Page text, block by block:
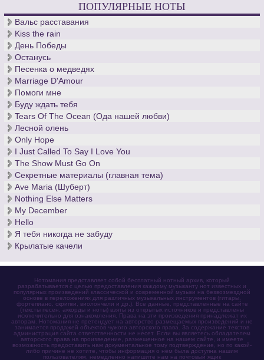
ПОПУЛЯРНЫЕ НОТЫ
Вальс расставания
Kiss the rain
День Победы
Останусь
Песенка о медведях
Marriage D'Amour
Помоги мне
Буду ждать тебя
Tears Of The Ocean (Ода нашей любви)
Лесной олень
Only Hope
I Just Called To Say I Love You
The Show Must Go On
Секретные материалы (главная тема)
Ave Maria (Шуберт)
Nothing Else Matters
My December
Hello
Я тебя никогда не забуду
Крылатые качели
Нотомания представляет собой бесплатный нотный архив, который
разрабатывается с целью предоставления каждому музыканту нот известных и
популярных произведений классической и современной музыки на безвозмездной
основе в переложениях для различных музыкальных инструментов (гитары,
фортепиано, скрипки, виолончели и др.). Все данные, представленные на сайте
(тексты песен, аккорды и ноты) взяты из открытых источников и представлены
исключительно для ознакомления. Права на эти произведения принадлежат их
авторам. Нотомания не претендует на авторство размещаемых произведений и не
занимается продажей объектов чужого авторского права. За содержание текстов
администрация сайта ответственности не несет. Если вы являетесь обладателем
авторского права на произведение, размещенное на нашем сайте, и имеете
возможность предоставить нам документальное тому подтверждение, но по какой-
либо причине не хотите, чтобы информация о нём была доступна нашим
пользователям, немедленно напишите нам на почтовый ящик